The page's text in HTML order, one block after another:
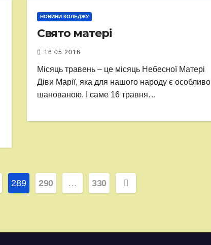
НОВИНИ КОЛЕДЖУ
Свято матері
16.05.2016
Місяць травень – це місяць Небесної Матері
Діви Марії, яка для нашого народу є особливо
шанованою. І саме 16 травня…
289 290 … 330